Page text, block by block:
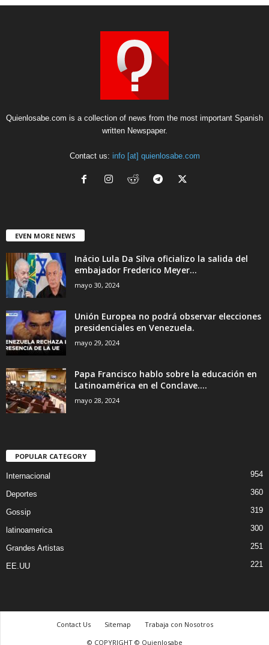
Quienlosabe.com is a collection of news from the most important Spanish
written Newspaper.
Contact us: info [at] quienlosabe.com
EVEN MORE NEWS
Inácio Lula Da Silva oficializo la salida del
embajador Frederico Meyer...
mayo 30, 2024
Unión Europea no podrá observar elecciones
presidenciales en Venezuela.
mayo 29, 2024
Papa Francisco hablo sobre la educación en
Latinoamérica en el Conclave....
mayo 28, 2024
POPULAR CATEGORY
Internacional 954
Deportes 360
Gossip 319
latinoamerica 300
Grandes Artistas 251
EE.UU 221
Contact Us Sitemap
Trabaja con Nosotros
© COPYRIGHT © Quienlosabe